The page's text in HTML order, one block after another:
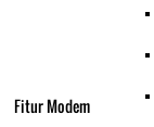
Fitur Modem